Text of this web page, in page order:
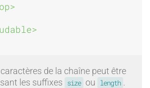
de la chaîne peut être
les suffixes size ou length .